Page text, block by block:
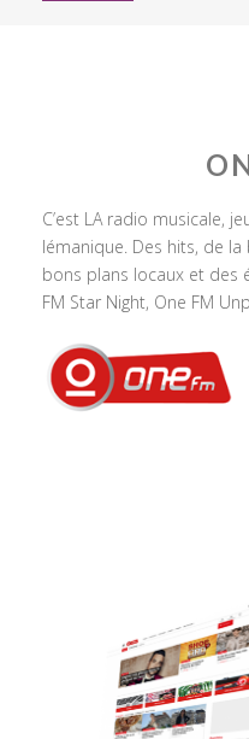
C’est LA radio musicale,
lémanique. Des hits, de
bons plans locaux et des
FM Star Night, One FM